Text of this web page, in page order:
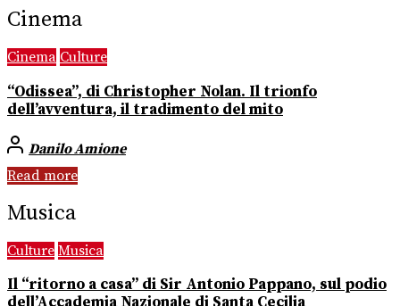
Cinema
Cinema Culture
“Odissea”, di Christopher Nolan. Il trionfo
dell’avventura, il tradimento del mito
Danilo Amione
Read more
Musica
Culture Musica
Il “ritorno a casa” di Sir Antonio Pappano, sul podio